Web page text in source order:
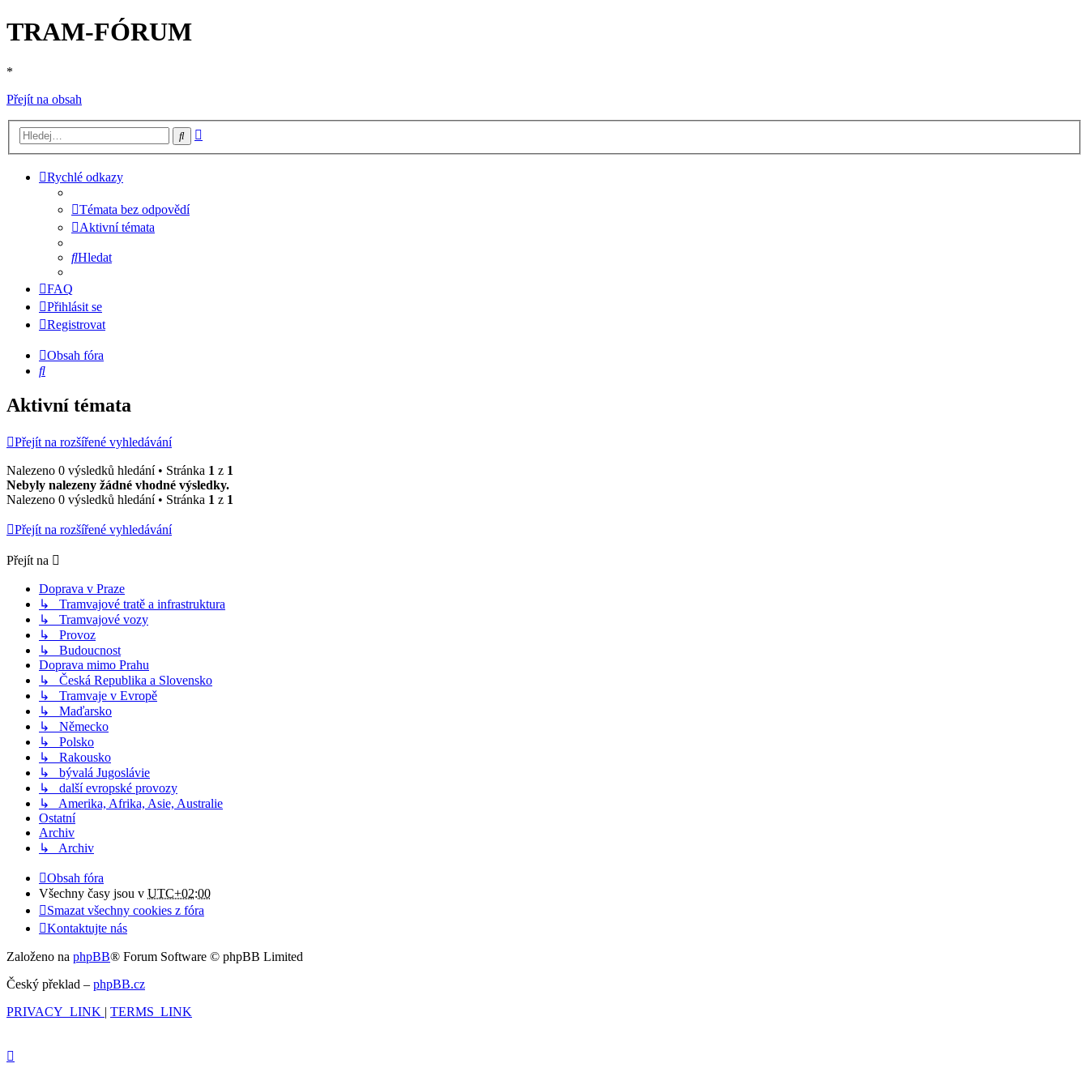
TRAM-FÓRUM
*
Přejít na obsah
Hledat
Rychlé odkazy
Témata bez odpovědí
Aktivní témata
Hledat
FAQ
Přihlásit se
Registrovat
Obsah fóra
Hledat
Aktivní témata
Přejít na rozšířené vyhledávání
Nalezeno 0 výsledků hledání • Stránka 1 z 1
Nebyly nalezeny žádné vhodné výsledky.
Nalezeno 0 výsledků hledání • Stránka 1 z 1
Přejít na rozšířené vyhledávání
Přejít na
Doprava v Praze
↳ Tramvajové tratě a infrastruktura
↳ Tramvajové vozy
↳ Provoz
↳ Budoucnost
Doprava mimo Prahu
↳ Česká Republika a Slovensko
↳ Tramvaje v Evropě
↳ Maďarsko
↳ Německo
↳ Polsko
↳ Rakousko
↳ bývalá Jugoslávie
↳ další evropské provozy
↳ Amerika, Afrika, Asie, Australie
Ostatní
Archiv
↳ Archiv
Obsah fóra
Všechny časy jsou v UTC+02:00
Smazat všechny cookies z fóra
Kontaktujte nás
Založeno na phpBB® Forum Software © phpBB Limited
Český překlad – phpBB.cz
PRIVACY_LINK | TERMS_LINK